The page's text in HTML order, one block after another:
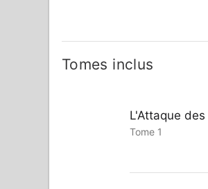
Tomes inclus
L'Attaque
Tome 1